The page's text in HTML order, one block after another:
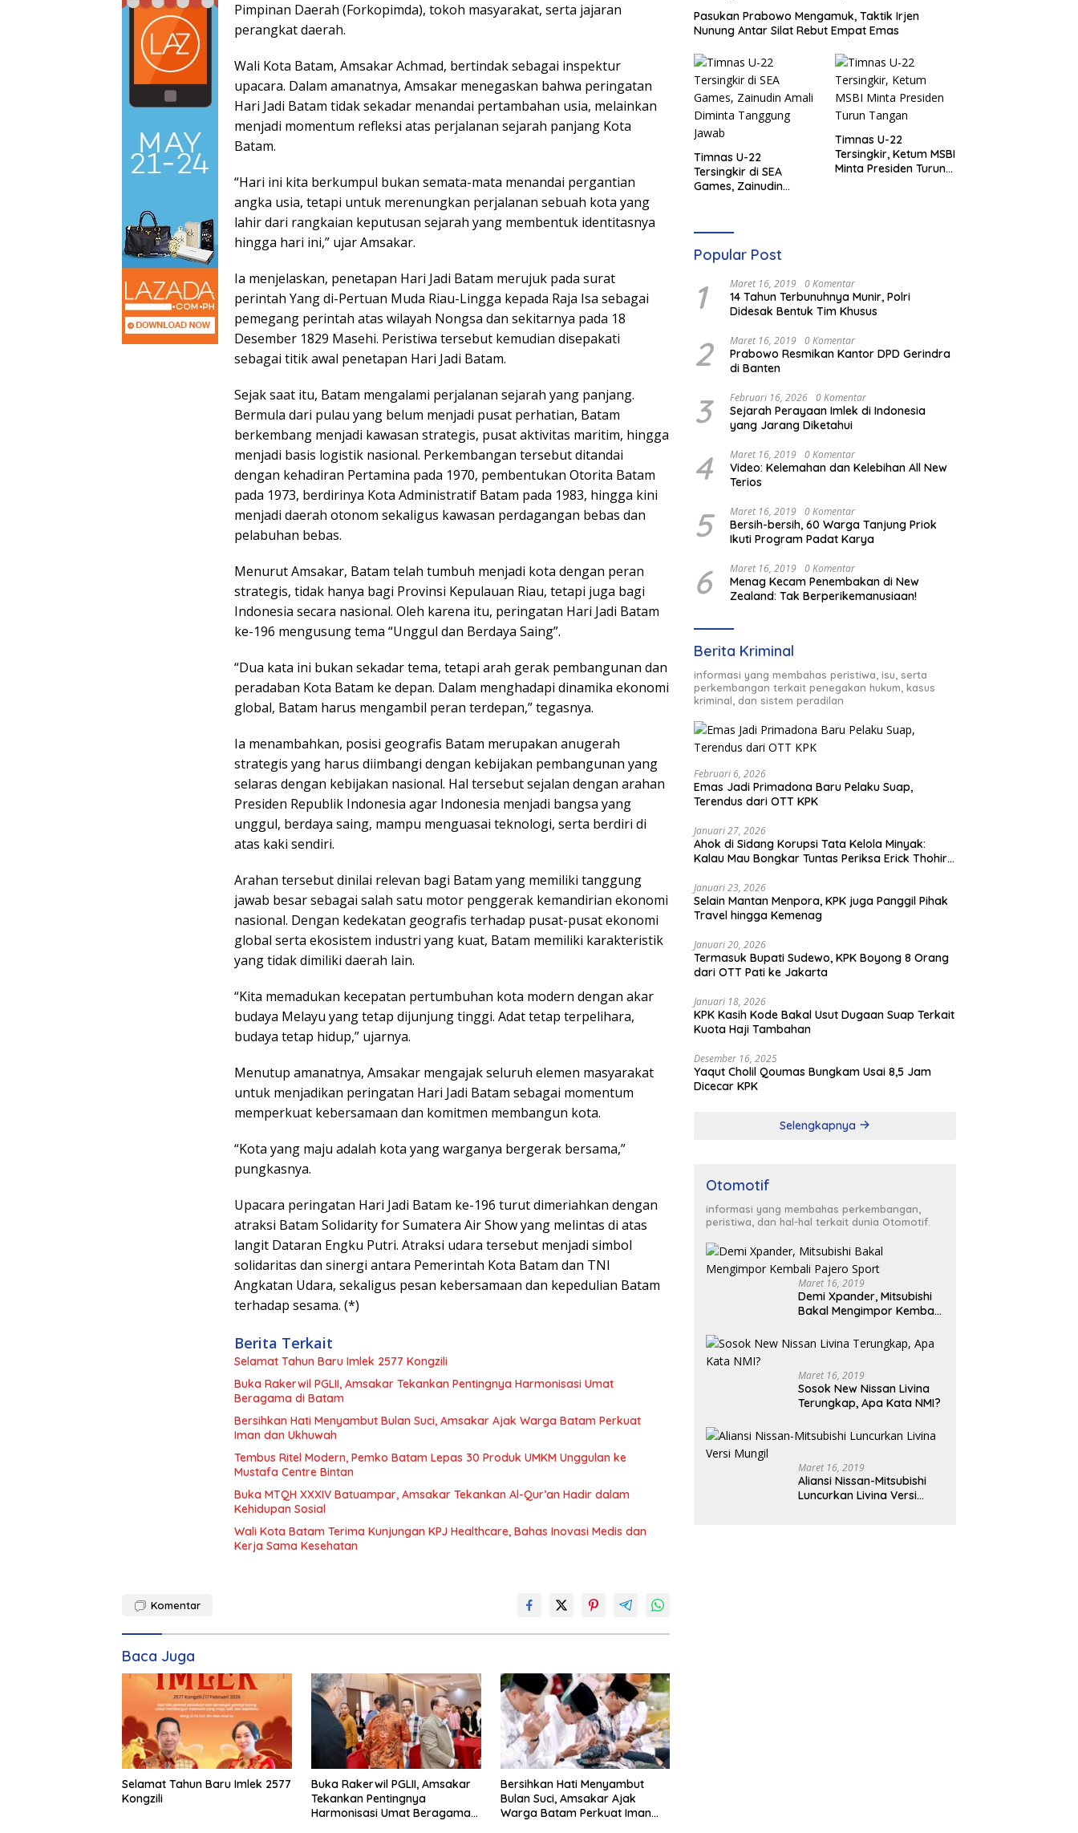
Pimpinan Daerah (Forkopimda), tokoh masyarakat, serta jajaran
perangkat daerah.
Wali Kota Batam, Amsakar Achmad, bertindak sebagai inspektur
upacara. Dalam amanatnya, Amsakar menegaskan bahwa peringatan
Hari Jadi Batam tidak sekadar menandai pertambahan usia, melainkan
menjadi momentum refleksi atas perjalanan sejarah panjang Kota
Batam.
“Hari ini kita berkumpul bukan semata-mata menandai pergantian
angka usia, tetapi untuk merenungkan perjalanan sebuah kota yang
lahir dari rangkaian keputusan sejarah yang membentuk identitasnya
hingga hari ini,” ujar Amsakar.
Ia menjelaskan, penetapan Hari Jadi Batam merujuk pada surat
perintah Yang di-Pertuan Muda Riau-Lingga kepada Raja Isa sebagai
pemegang perintah atas wilayah Nongsa dan sekitarnya pada 18
Desember 1829 Masehi. Peristiwa tersebut kemudian disepakati
sebagai titik awal penetapan Hari Jadi Batam.
Sejak saat itu, Batam mengalami perjalanan sejarah yang panjang.
Bermula dari pulau yang belum menjadi pusat perhatian, Batam
berkembang menjadi kawasan strategis, pusat aktivitas maritim, hingga
menjadi basis logistik nasional. Perkembangan tersebut ditandai
dengan kehadiran Pertamina pada 1970, pembentukan Otorita Batam
pada 1973, berdirinya Kota Administratif Batam pada 1983, hingga kini
menjadi daerah otonom sekaligus kawasan perdagangan bebas dan
pelabuhan bebas.
Menurut Amsakar, Batam telah tumbuh menjadi kota dengan peran
strategis, tidak hanya bagi Provinsi Kepulauan Riau, tetapi juga bagi
Indonesia secara nasional. Oleh karena itu, peringatan Hari Jadi Batam
ke-196 mengusung tema “Unggul dan Berdaya Saing”.
“Dua kata ini bukan sekadar tema, tetapi arah gerak pembangunan dan
peradaban Kota Batam ke depan. Dalam menghadapi dinamika ekonomi
global, Batam harus mengambil peran terdepan,” tegasnya.
Ia menambahkan, posisi geografis Batam merupakan anugerah
strategis yang harus diimbangi dengan kebijakan pembangunan yang
selaras dengan kebijakan nasional. Hal tersebut sejalan dengan arahan
Presiden Republik Indonesia agar Indonesia menjadi bangsa yang
unggul, berdaya saing, mampu menguasai teknologi, serta berdiri di
atas kaki sendiri.
Arahan tersebut dinilai relevan bagi Batam yang memiliki tanggung
jawab besar sebagai salah satu motor penggerak kemandirian ekonomi
nasional. Dengan kedekatan geografis terhadap pusat-pusat ekonomi
global serta ekosistem industri yang kuat, Batam memiliki karakteristik
yang tidak dimiliki daerah lain.
“Kita memadukan kecepatan pertumbuhan kota modern dengan akar
budaya Melayu yang tetap dijunjung tinggi. Adat tetap terpelihara,
budaya tetap hidup,” ujarnya.
Menutup amanatnya, Amsakar mengajak seluruh elemen masyarakat
untuk menjadikan peringatan Hari Jadi Batam sebagai momentum
memperkuat kebersamaan dan komitmen membangun kota.
“Kota yang maju adalah kota yang warganya bergerak bersama,”
pungkasnya.
Upacara peringatan Hari Jadi Batam ke-196 turut dimeriahkan dengan
atraksi Batam Solidarity for Sumatera Air Show yang melintas di atas
langit Dataran Engku Putri. Atraksi udara tersebut menjadi simbol
solidaritas dan sinergi antara Pemerintah Kota Batam dan TNI
Angkatan Udara, sekaligus pesan kebersamaan dan kepedulian Batam
terhadap sesama. (*)
Berita Terkait
Selamat Tahun Baru Imlek 2577 Kongzili
Buka Rakerwil PGLII, Amsakar Tekankan Pentingnya Harmonisasi Umat
Beragama di Batam
Bersihkan Hati Menyambut Bulan Suci, Amsakar Ajak Warga Batam Perkuat
Iman dan Ukhuwah
Tembus Ritel Modern, Pemko Batam Lepas 30 Produk UMKM Unggulan ke
Mustafa Centre Bintan
Buka MTQH XXXIV Batuampar, Amsakar Tekankan Al-Qur’an Hadir dalam
Kehidupan Sosial
Wali Kota Batam Terima Kunjungan KPJ Healthcare, Bahas Inovasi Medis dan
Kerja Sama Kesehatan
Komentar
Baca Juga
Selamat Tahun Baru Imlek 2577
Kongzili
Buka Rakerwil PGLII, Amsakar
Tekankan Pentingnya
Harmonisasi Umat Beragama
Bersihkan Hati Menyambut
Bulan Suci, Amsakar Ajak
Warga Batam Perkuat Iman
Pasukan Prabowo Mengamuk, Taktik Irjen
Nunung Antar Silat Rebut Empat Emas
Timnas U-22
Tersingkir di SEA
Games, Zainudin
Timnas U-22
Tersingkir, Ketum MSBI
Minta Presiden Turun
Popular Post
1 Maret 16, 2019 0 Komentar
14 Tahun Terbunuhnya Munir, Polri
Didesak Bentuk Tim Khusus
2 Maret 16, 2019 0 Komentar
Prabowo Resmikan Kantor DPD Gerindra
di Banten
3 Februari 16, 2026 0 Komentar
Sejarah Perayaan Imlek di Indonesia
yang Jarang Diketahui
4 Maret 16, 2019 0 Komentar
Video: Kelemahan dan Kelebihan All New
Terios
5 Maret 16, 2019 0 Komentar
Bersih-bersih, 60 Warga Tanjung Priok
Ikuti Program Padat Karya
6 Maret 16, 2019 0 Komentar
Menag Kecam Penembakan di New
Zealand: Tak Berperikemanusiaan!
Berita Kriminal
informasi yang membahas peristiwa, isu, serta
perkembangan terkait penegakan hukum, kasus
kriminal, dan sistem peradilan
Februari 6, 2026
Emas Jadi Primadona Baru Pelaku Suap,
Terendus dari OTT KPK
Januari 27, 2026
Ahok di Sidang Korupsi Tata Kelola Minyak:
Kalau Mau Bongkar Tuntas Periksa Erick Thohir
Januari 23, 2026
Selain Mantan Menpora, KPK juga Panggil Pihak
Travel hingga Kemenag
Januari 20, 2026
Termasuk Bupati Sudewo, KPK Boyong 8 Orang
dari OTT Pati ke Jakarta
Januari 18, 2026
KPK Kasih Kode Bakal Usut Dugaan Suap Terkait
Kuota Haji Tambahan
Desember 16, 2025
Yaqut Cholil Qoumas Bungkam Usai 8,5 Jam
Dicecar KPK
Selengkapnya
Otomotif
informasi yang membahas perkembangan,
peristiwa, dan hal-hal terkait dunia Otomotif.
Maret 16, 2019
Demi Xpander, Mitsubishi
Bakal Mengimpor Kembali
Maret 16, 2019
Sosok New Nissan Livina
Terungkap, Apa Kata NMI?
Maret 16, 2019
Aliansi Nissan-Mitsubishi
Luncurkan Livina Versi